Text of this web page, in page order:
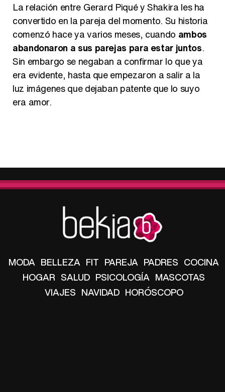
La relación entre Gerard Piqué y Shakira les ha
convertido en la pareja del momento. Su historia
comenzó hace ya varios meses, cuando ambos
abandonaron a sus parejas para estar juntos.
Sin embargo se negaban a confirmar lo que ya
era evidente, hasta que empezaron a salir a la
luz imágenes que dejaban patente que lo suyo
era amor.
MODA BELLEZA FIT PAREJA PADRES COCINA
HOGAR SALUD PSICOLOGÍA MASCOTAS
VIAJES NAVIDAD HORÓSCOPO